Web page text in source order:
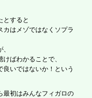
とすると
カはメゾではなくソプラ
ばわかることで、
いではないか！という
最初はみんなフィガロの